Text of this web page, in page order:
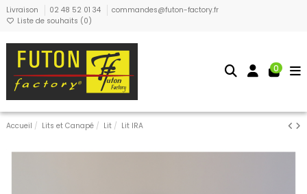
Livraison 02 48 52 01 34
commandes@futon-factory.fr
Liste de souhaits (0)
0
Accueil Lits et Canapé Lit Lit IRA